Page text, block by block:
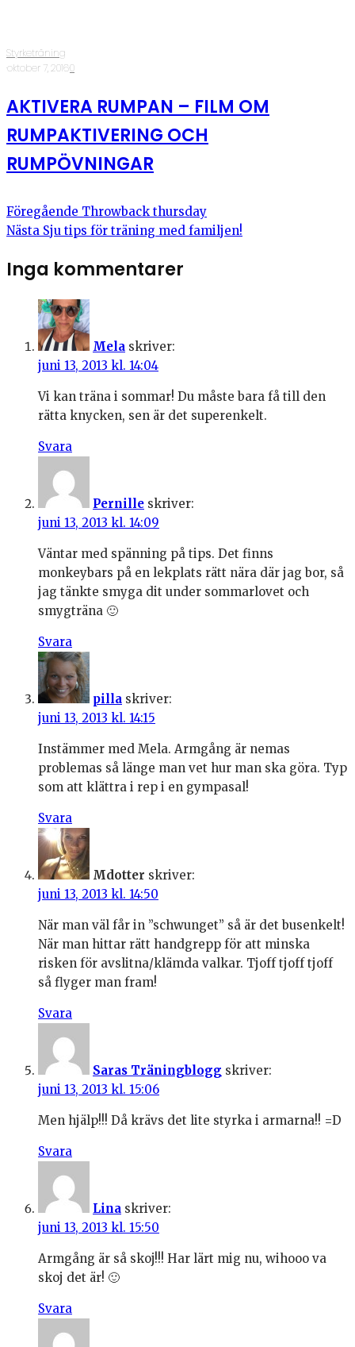
Styrketräning
·oktober 7, 2016·0
AKTIVERA RUMPAN – FILM OM
RUMPAKTIVERING OCH
RUMPÖVNINGAR
Föregående Throwback thursday
Nästa Sju tips för träning med familjen!
Inga kommentarer
Mela skriver:
juni 13, 2013 kl. 14:04
Vi kan träna i sommar! Du måste bara få till den
rätta knycken, sen är det superenkelt.
Svara
Pernille skriver:
juni 13, 2013 kl. 14:09
Väntar med spänning på tips. Det finns
monkeybars på en lekplats rätt nära där jag bor, så
jag tänkte smyga dit under sommarlovet och
smygträna 🙂
Svara
pilla skriver:
juni 13, 2013 kl. 14:15
Instämmer med Mela. Armgång är nemas
problemas så länge man vet hur man ska göra. Typ
som att klättra i rep i en gympasal!
Svara
Mdotter skriver:
juni 13, 2013 kl. 14:50
När man väl får in ”schwunget” så är det busenkelt!
När man hittar rätt handgrepp för att minska
risken för avslitna/klämda valkar. Tjoff tjoff tjoff
så flyger man fram!
Svara
Saras Träningblogg skriver:
juni 13, 2013 kl. 15:06
Men hjälp!!! Då krävs det lite styrka i armarna!! =D
Svara
Lina skriver:
juni 13, 2013 kl. 15:50
Armgång är så skoj!!! Har lärt mig nu, wihooo va
skoj det är! 🙂
Svara